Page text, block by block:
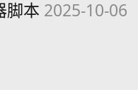
脚本 2025-10-06